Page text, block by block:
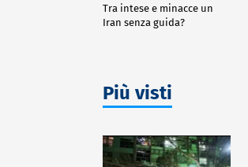
Tra intese e minacce un
Iran senza guida?
Più visti